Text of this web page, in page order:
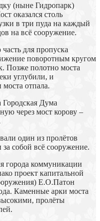
(ныне Гидропарк)
оказался столь
в три пуда на каждый
на всё сооружение.
для пропуска
поворотным кругом
Позже полотно моста
углубили, и
отпала.
Городская Дума
через мост корову –
один из пролётов
собой всё сооружение.
города коммуникации
проект капитальной
Е.О.Патон
Каменные арки моста
пролёты